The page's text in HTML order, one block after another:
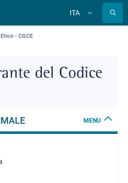
ITA
- CGCE
del Codice
MENU